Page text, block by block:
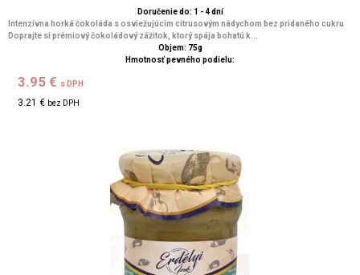
Doručenie do: 1 - 4 dní
Intenzívna horká čokoláda s osviežujúcim citrusovým nádychom bez pridaného cukru
Doprajte si prémiový čokoládový zážitok, ktorý spája bohatú k...
Objem: 75g
Hmotnosť pevného podielu:
3.95 € s DPH
3.21 € bez DPH